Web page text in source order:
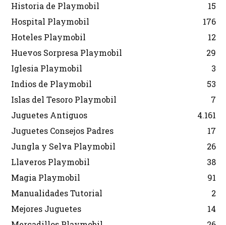
Historia de Playmobil
15
Hospital Playmobil
176
Hoteles Playmobil
12
Huevos Sorpresa Playmobil
29
Iglesia Playmobil
3
Indios de Playmobil
53
Islas del Tesoro Playmobil
7
Juguetes Antiguos
4.161
Juguetes Consejos Padres
17
Jungla y Selva Playmobil
26
Llaveros Playmobil
38
Magia Playmobil
91
Manualidades Tutorial
2
Mejores Juguetes
14